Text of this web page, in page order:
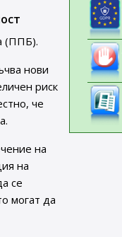
(ППБ).
нови
риск
че
на
на
се
могат да